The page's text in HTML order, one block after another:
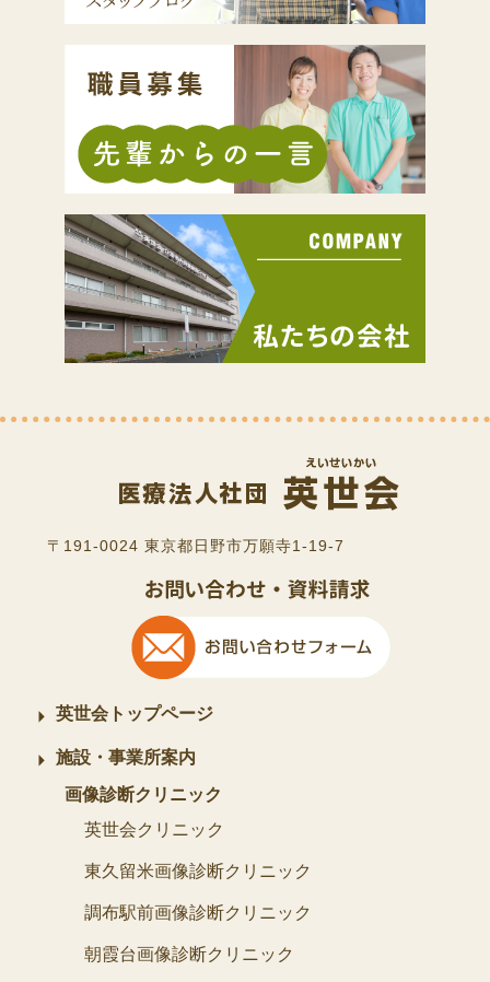
〒191-0024 東京都日野市万願寺1-19-7
英世会トップページ
施設・事業所案内
画像診断クリニック
英世会クリニック
東久留米画像診断クリニック
調布駅前画像診断クリニック
朝霞台画像診断クリニック